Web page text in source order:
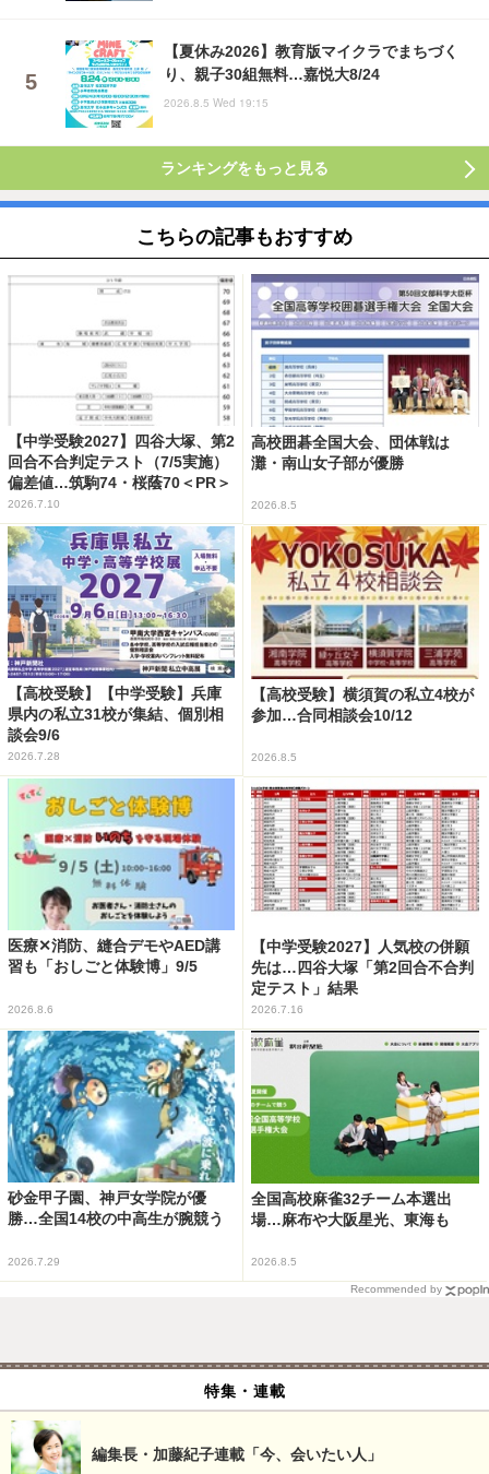
【夏休み2026】教育版マイクラでまちづく
り、親子30組無料…嘉悦大8/24
2026.8.5 Wed 19:15
ランキングをもっと見る
こちらの記事もおすすめ
【中学受験2027】四谷大塚、第2
回合不合判定テスト（7/5実施）
偏差値…筑駒74・桜蔭70＜PR＞
2026.7.10
高校囲碁全国大会、団体戦は
灘・南山女子部が優勝
2026.8.5
【高校受験】【中学受験】兵庫
県内の私立31校が集結、個別相
談会9/6
2026.7.28
【高校受験】横須賀の私立4校が
参加…合同相談会10/12
2026.8.5
医療✕消防、縫合デモやAED講
習も「おしごと体験博」9/5
2026.8.6
【中学受験2027】人気校の併願
先は…四谷大塚「第2回合不合判
定テスト」結果
2026.7.16
砂金甲子園、神戸女学院が優
勝…全国14校の中高生が腕競う
2026.7.29
全国高校麻雀32チーム本選出
場…麻布や大阪星光、東海も
2026.8.5
Recommended by
特集・連載
編集長・加藤紀子連載「今、会いたい人」